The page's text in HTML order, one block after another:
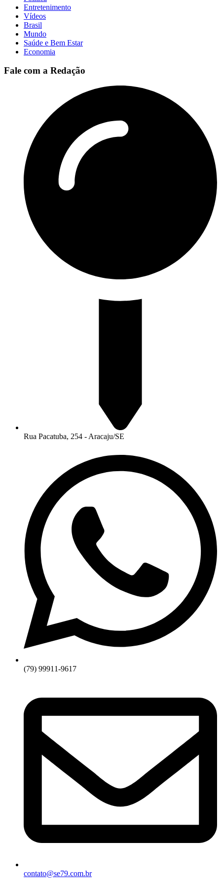
Entretenimento
Vídeos
Brasil
Mundo
Saúde e Bem Estar
Economia
Fale com a Redação
Rua Pacatuba, 254 - Aracaju/SE
(79) 99911-9617
contato@se79.com.br